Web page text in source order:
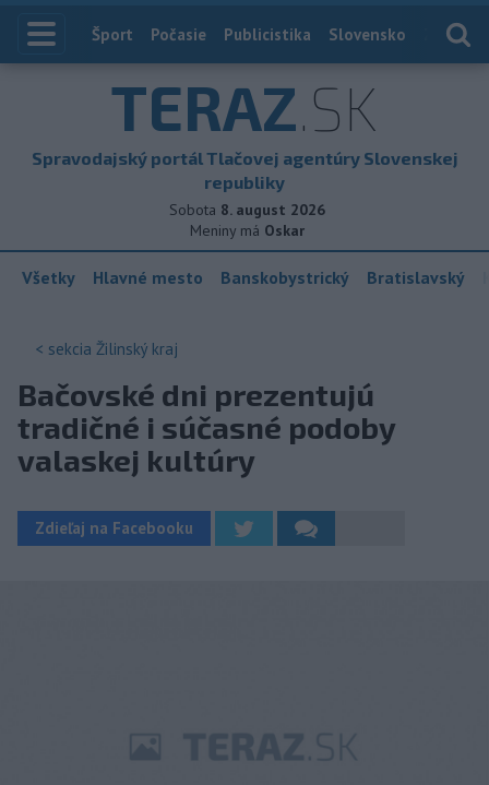
Index
Šport Počasie Publicistika Slovensko
TERAZ.SK
Spravodajský portál Tlačovej agentúry Slovenskej
republiky
Sobota 8. august 2026
Meniny má Oskar
Všetky Hlavné mesto Banskobystrický Bratislavský
< sekcia Žilinský kraj
Bačovské dni prezentujú
tradičné i súčasné podoby
valaskej kultúry
Zdieľaj na Facebooku